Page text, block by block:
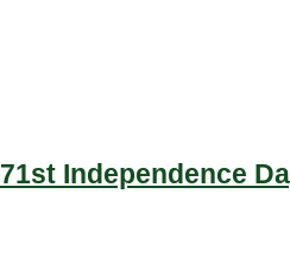
71st Independence